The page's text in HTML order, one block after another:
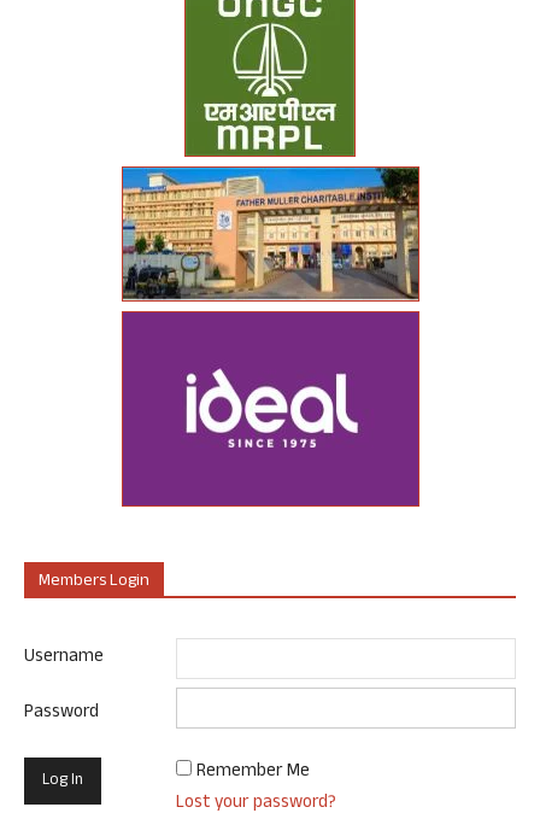
Members Login
Username
Password
Remember Me
Lost your password?